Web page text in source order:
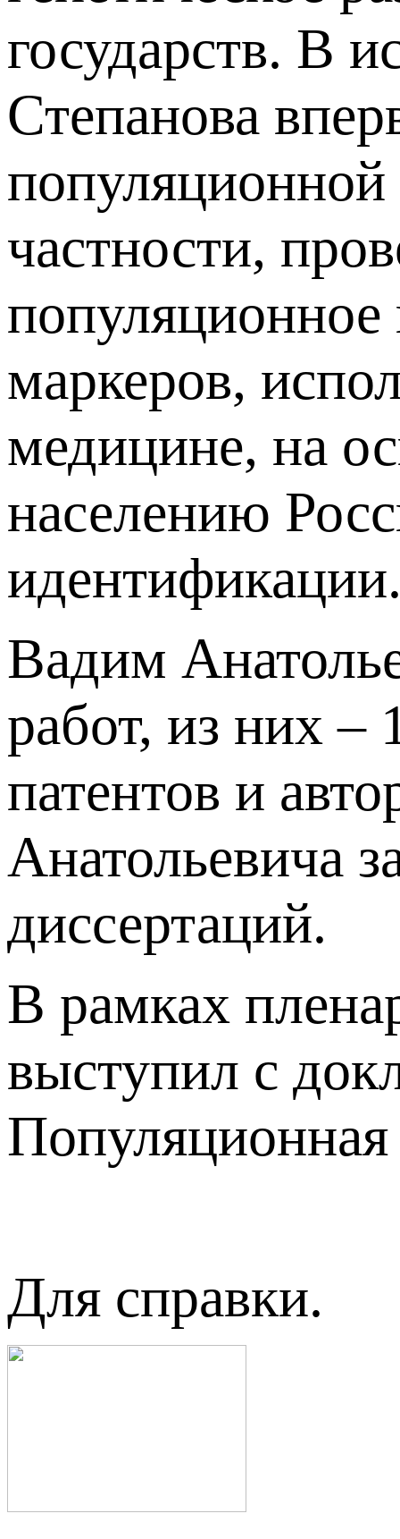
государств. В
Степанова
частности,
популяционное
маркеров,
медицине, на
населению
Вадим
работ, из них –
патентов и
Анатольевича
диссертаций.
В рамках
выступил с
Популяционная
Для справки.